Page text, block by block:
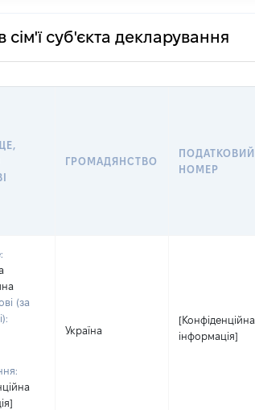
суб'єкта декларування
ГРОМАДЯНСТВО
ПОДАТКОВИЙ
НОМЕР
(за
Україна
[Конфіденційна
інформація]